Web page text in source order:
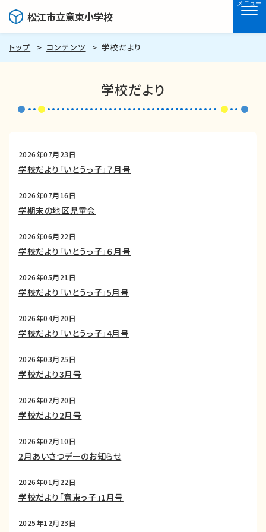
松江市立意東小学校
メニュー
トップ コンテンツ 学校だより
学校だより
2026年07月23日
学校だより「いとうっ子」７月号
2026年07月16日
学期末の地区児童会
2026年06月22日
学校だより「いとうっ子」６月号
2026年05月21日
学校だより「いとうっ子」5月号
2026年04月20日
学校だより「いとうっ子」4月号
2026年03月25日
学校だより3月号
2026年02月20日
学校だより2月号
2026年02月10日
2月あいさつデーのお知らせ
2026年01月22日
学校だより「意東っ子」1月号
2025年12月23日